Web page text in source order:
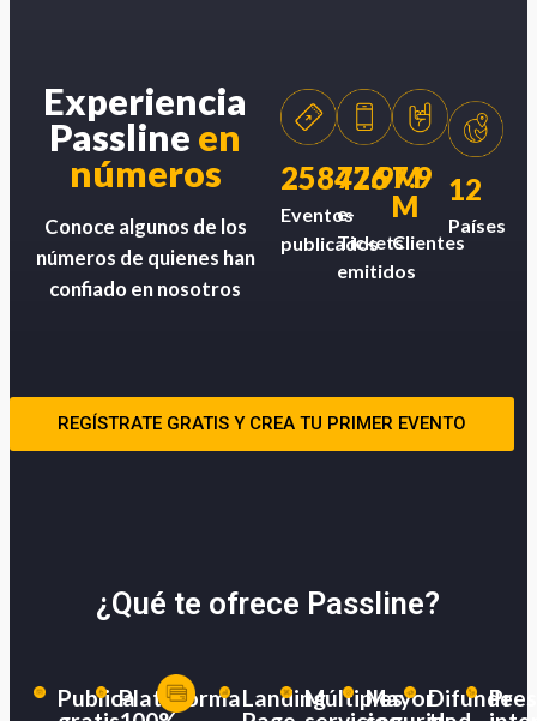
Experiencia
Passline en
números
Conoce algunos de los
números de quienes han
confiado en nosotros
258426
Eventos
publicados
77.9M
e-
Tickets
emitidos
7.9
M
Clientes
12
Países
REGÍSTRATE GRATIS Y CREA TU PRIMER EVENTO
¿Qué te ofrece Passline?
PublicaPlataformaLandingMúltiplesMayorDifunde